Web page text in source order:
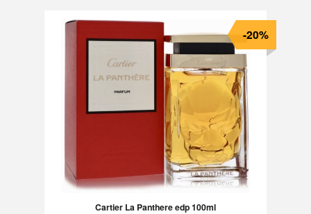
Cartier La Panthere edp 100ml
-20%